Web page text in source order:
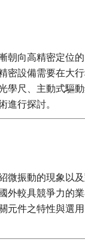
朝向高精密定
密設備需要在
尺、主動式驅
行探討。
振動的現象以
較具競爭力
件之特性與選